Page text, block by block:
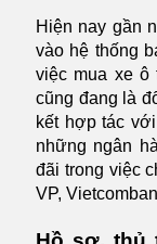
Hiện nay gần
vào hệ thống
việc mua xe ô
cũng đang là
kết hợp tác
những ngân
đãi trong việc
VP,